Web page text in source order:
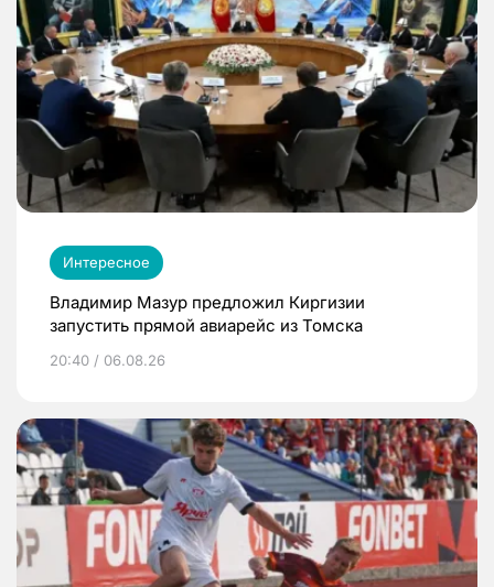
Интересное
Владимир Мазур предложил Киргизии
запустить прямой авиарейс из Томска
20:40 / 06.08.26